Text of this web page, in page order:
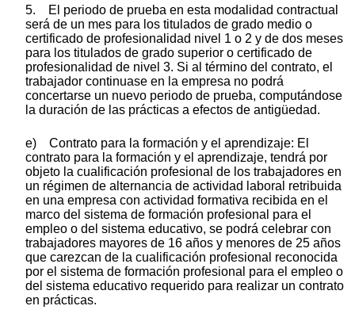
5. El periodo de prueba en esta modalidad contractual
será de un mes para los titulados de grado medio o
certificado de profesionalidad nivel 1 o 2 y de dos meses
para los titulados de grado superior o certificado de
profesionalidad de nivel 3. Si al término del contrato, el
trabajador continuase en la empresa no podrá
concertarse un nuevo periodo de prueba, computándose
la duración de las prácticas a efectos de antigüedad.
e) Contrato para la formación y el aprendizaje: El
contrato para la formación y el aprendizaje, tendrá por
objeto la cualificación profesional de los trabajadores en
un régimen de alternancia de actividad laboral retribuida
en una empresa con actividad formativa recibida en el
marco del sistema de formación profesional para el
empleo o del sistema educativo, se podrá celebrar con
trabajadores mayores de 16 años y menores de 25 años
que carezcan de la cualificación profesional reconocida
por el sistema de formación profesional para el empleo o
del sistema educativo requerido para realizar un contrato
en prácticas.